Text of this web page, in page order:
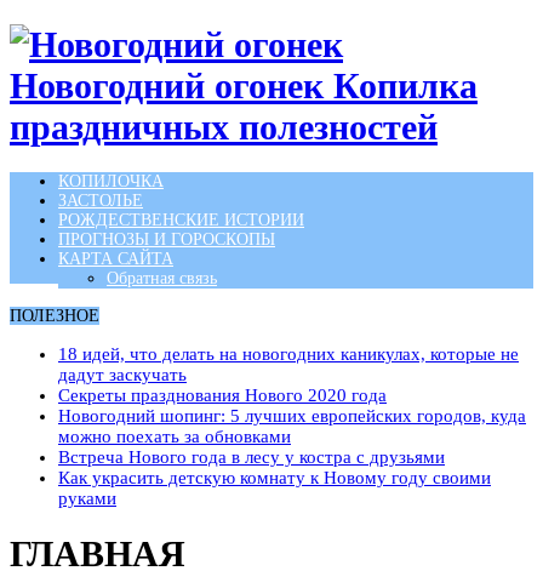
Новогодний огонек Копилка
праздничных полезностей
КОПИЛОЧКА
ЗАСТОЛЬЕ
РОЖДЕСТВЕНСКИЕ ИСТОРИИ
ПРОГНОЗЫ И ГОРОСКОПЫ
КАРТА САЙТА
Обратная связь
ПОЛЕЗНОЕ
18 идей, что делать на новогодних каникулах, которые не
дадут заскучать
Секреты празднования Нового 2020 года
Новогодний шопинг: 5 лучших европейских городов, куда
можно поехать за обновками
Встреча Нового года в лесу у костра с друзьями
Как украсить детскую комнату к Новому году своими
руками
ГЛАВНАЯ